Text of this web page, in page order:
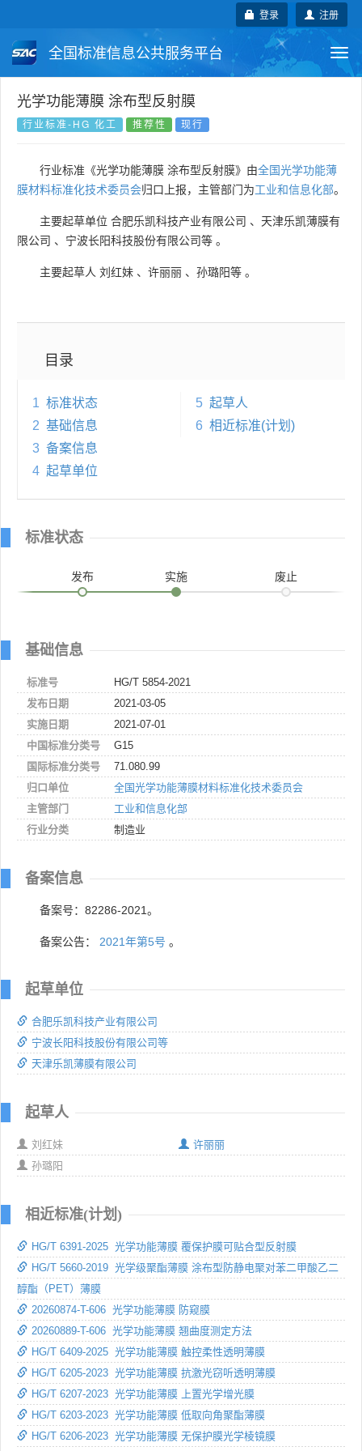
注册
登录
全国标准信息公共服务平台
国家标准 行业标准
国外标准 技术委员会
光学功能薄膜 涂布型反射膜
行业标准-HG 化工 推荐性 现行
行业标准《光学功能薄膜 涂布型反射膜》由全国光学功能薄
膜材料标准化技术委员会归口上报，主管部门为工业和信息化部。
主要起草单位 合肥乐凯科技产业有限公司 、 天津乐凯薄膜有
限公司 、 宁波长阳科技股份有限公司等 。
主要起草人 刘红妹 、 许丽丽 、 孙璐阳等 。
目录
1 标准状态
2 基础信息
3 备案信息
4 起草单位
5 起草人
6 相近标准(计划)
标准状态
发布 实施 废止
基础信息
标准号
HG/T 5854-2021
发布日期
2021-03-05
实施日期
2021-07-01
中国标准分类号
G15
国际标准分类号
71.080.99
归口单位
全国光学功能薄膜材料标准化技术委员会
主管部门
工业和信息化部
行业分类
制造业
备案信息
备案号：82286-2021。
备案公告： 2021年第5号 。
起草单位
合肥乐凯科技产业有限公司
宁波长阳科技股份有限公司等
天津乐凯薄膜有限公司
起草人
刘红妹
许丽丽
孙璐阳
相近标准(计划)
HG/T 6391-2025 光学功能薄膜 覆保护膜可贴合型反射膜
HG/T 5660-2019 光学级聚酯薄膜 涂布型防静电聚对苯二甲酸乙二
醇酯（PET）薄膜
20260874-T-606 光学功能薄膜 防窥膜
20260889-T-606 光学功能薄膜 翘曲度测定方法
HG/T 6409-2025 光学功能薄膜 触控柔性透明薄膜
HG/T 6205-2023 光学功能薄膜 抗激光窃听透明薄膜
HG/T 6207-2023 光学功能薄膜 上置光学增光膜
HG/T 6203-2023 光学功能薄膜 低取向角聚酯薄膜
HG/T 6206-2023 光学功能薄膜 无保护膜光学棱镜膜